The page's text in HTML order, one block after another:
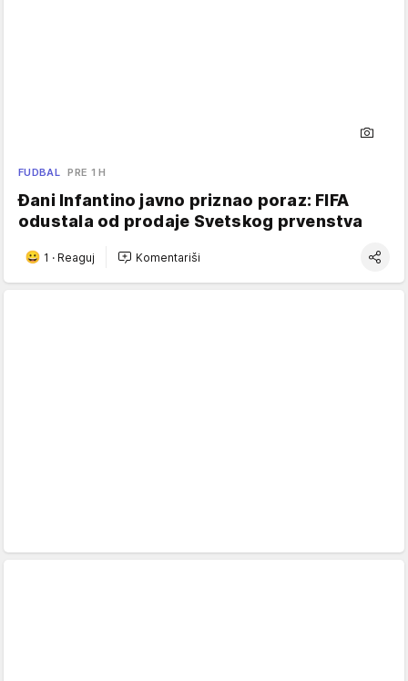
FUDBAL PRE 1 H
Đani Infantino javno priznao poraz: FIFA
odustala od prodaje Svetskog prvenstva
1 · Reaguj Komentariši